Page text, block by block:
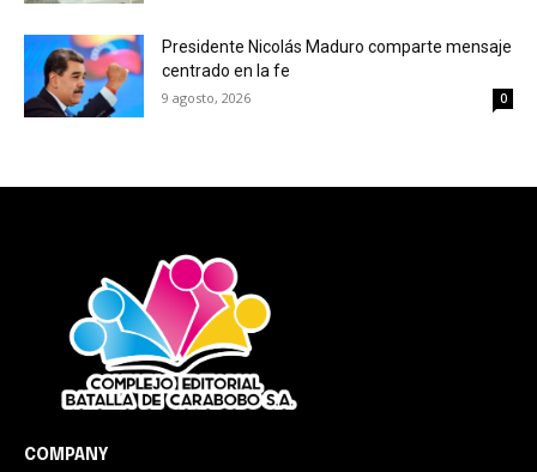
Presidente Nicolás Maduro comparte mensaje
centrado en la fe
9 agosto, 2026 0
COMPANY